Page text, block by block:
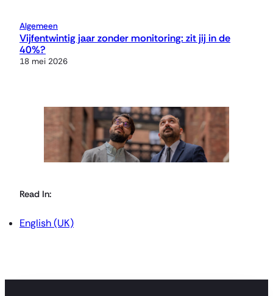
Algemeen
Vijfentwintig jaar zonder monitoring: zit jij in de
40%?
18 mei 2026
Read In:
English (UK)